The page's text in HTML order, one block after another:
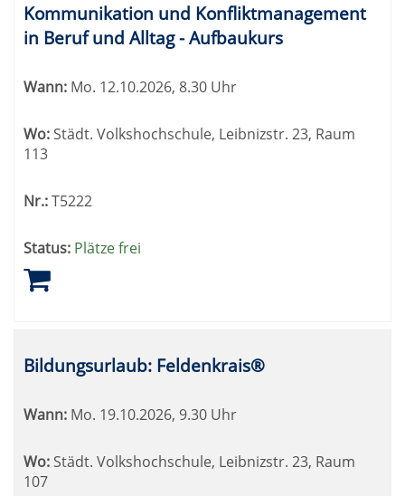
Kommunikation und Konfliktmanagement
in Beruf und Alltag - Aufbaukurs
Wann: Mo. 12.10.2026, 8.30 Uhr
Wo:Städt. Volkshochschule, Leibnizstr. 23, Raum
113
Nr.:T5222
Status: Plätze frei
Bildungsurlaub: Feldenkrais®
Wann: Mo. 19.10.2026, 9.30 Uhr
Wo: Städt. Volkshochschule, Leibnizstr. 23, Raum
107